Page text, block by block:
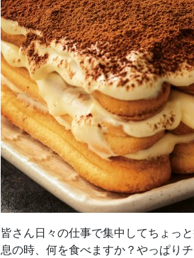
皆さん日々の仕事で集中してちょっ
息の時、何を食べますか？やっぱり